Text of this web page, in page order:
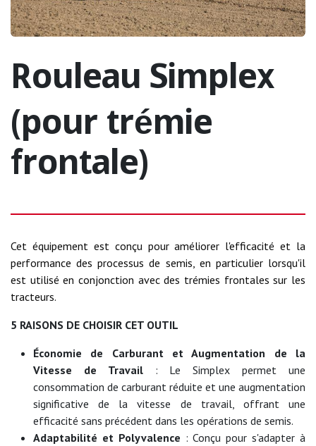
Rouleau Simplex
(pour trémie
frontale)
Cet équipement est conçu pour améliorer l'efficacité et la
performance des processus de semis, en particulier lorsqu'il
est utilisé en conjonction avec des trémies frontales sur les
tracteurs.
5 RAISONS DE CHOISIR CET OUTIL
Économie de Carburant et Augmentation de la
Vitesse de Travail: Le Simplex permet une
consommation de carburant réduite et une augmentation
significative de la vitesse de travail, offrant une
efficacité sans précédent dans les opérations de semis.
Adaptabilité et Polyvalence : Conçu pour s'adapter à